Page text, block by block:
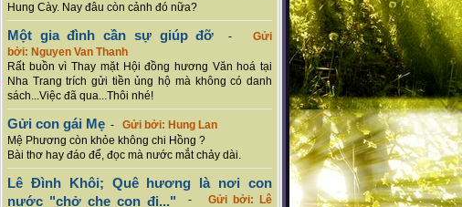
Hung Cày. Nay đâu còn cảnh đó nữa?
Một gia đình cần sự giúp đỡ -Gửi
bởi: Nguyen Van Thanh
Rất buồn vì Thay mặt Hội đồng hương Văn hoá tại
Nha Trang trích gửi tiền ủng hộ mà không có danh
sách...Việc đã qua...Thôi nhé!
Gửi con gái Mẹ - Gửi bởi: Hung Lan
Mệ Phương còn khỏe không chi Hồng ?
Bài thơ hay đáo để, đọc mà nước mắt chảy dài.
Lê Đình Khôi; Quê hương là nơi con
nước "chở che con đi..." - Gửi bởi: Lê